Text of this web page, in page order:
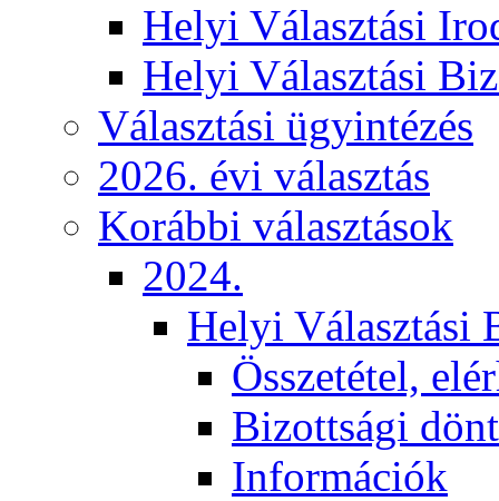
Helyi Választási
Helyi Választási
Választási ügyintézés
2026. évi választás
Korábbi választások
2024.
Helyi Választási
Összetétel,
Bizottsági
Információk